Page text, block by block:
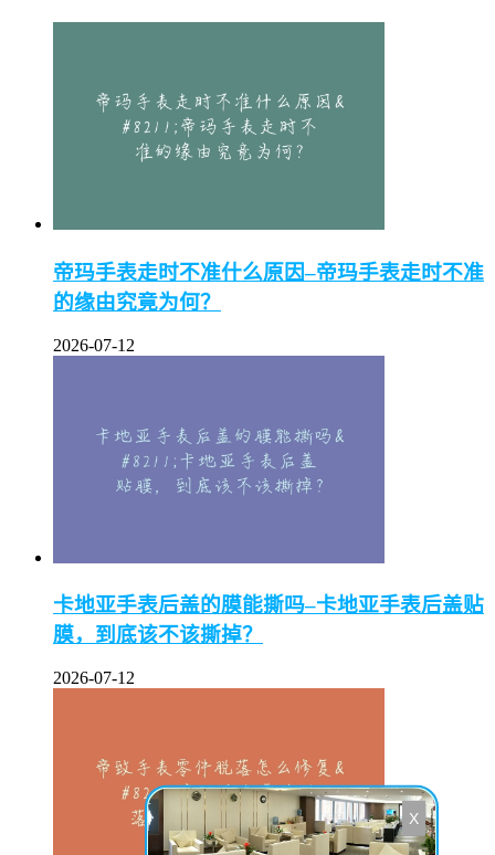
帝玛手表走时不准什么原因–帝玛手表走时不准
的缘由究竟为何？
2026-07-12
卡地亚手表后盖的膜能撕吗–卡地亚手表后盖贴
膜，到底该不该撕掉？
2026-07-12
X